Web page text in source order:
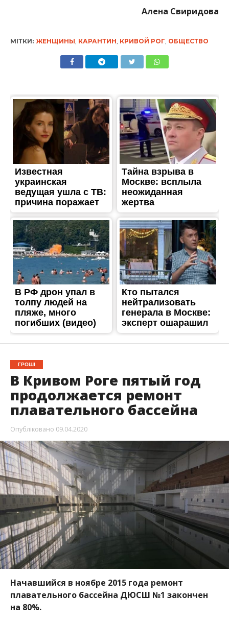
Алена Свиридова
МІТКИ: ЖЕНЩИНЫ, КАРАНТИН, КРИВОЙ РОГ, ОБЩЕСТВО
ГРОШІ
В Кривом Роге пятый год
продолжается ремонт
плавательного бассейна
Опубліковано 09.04.2020
Начавшийся в ноябре 2015 года ремонт
плавательного бассейна ДЮСШ №1 закончен
на 80%.